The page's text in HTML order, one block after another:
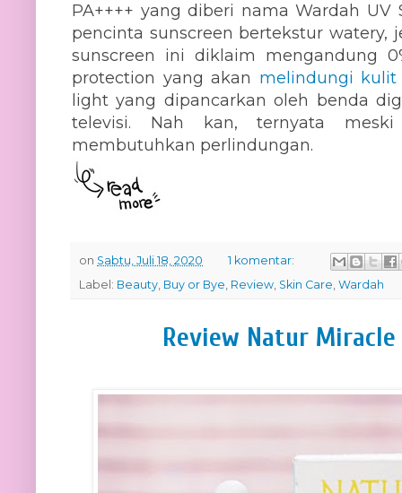
PA++++ yang diberi nama Wardah UV
pencinta sunscreen bertekstur watery,
sunscreen ini diklaim mengandung
protection yang akan melindungi kulit
light yang dipancarkan oleh benda
televisi. Nah kan, ternyata
membutuhkan perlindungan.
on Sabtu, Juli 18, 2020
1 komentar:
Label: Beauty Buy or Bye Review Skin Care Wardah
Review Natur